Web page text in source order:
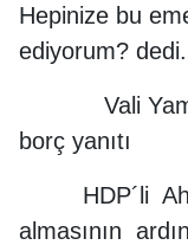
Hepinize bu
ediyorum? dedi.
Vali
borç yanıtı
HDP´li
almasının